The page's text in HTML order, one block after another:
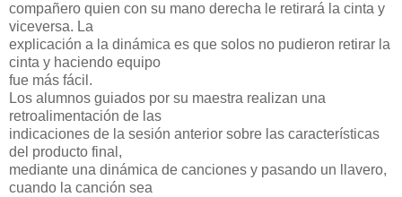
compañero quien con su mano derecha le retirará la cinta y
viceversa. La
explicación a la dinámica es que solos no pudieron retirar la
cinta y haciendo equipo
fue más fácil.
Los alumnos guiados por su maestra realizan una
retroalimentación de las
indicaciones de la sesión anterior sobre las características
del producto final,
mediante una dinámica de canciones y pasando un llavero,
cuando la canción sea